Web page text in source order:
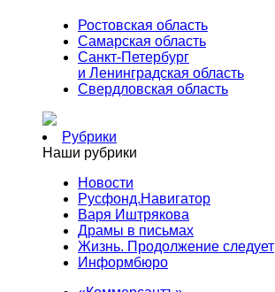
Ростовская область
Самарская область
Санкт-Петербург
и Ленинградская область
Свердловская область
Рубрики
Наши рубрики
Новости
Русфонд.Навигатор
Варя Иштрякова
Драмы в письмах
Жизнь. Продолжение следует
Информбюро